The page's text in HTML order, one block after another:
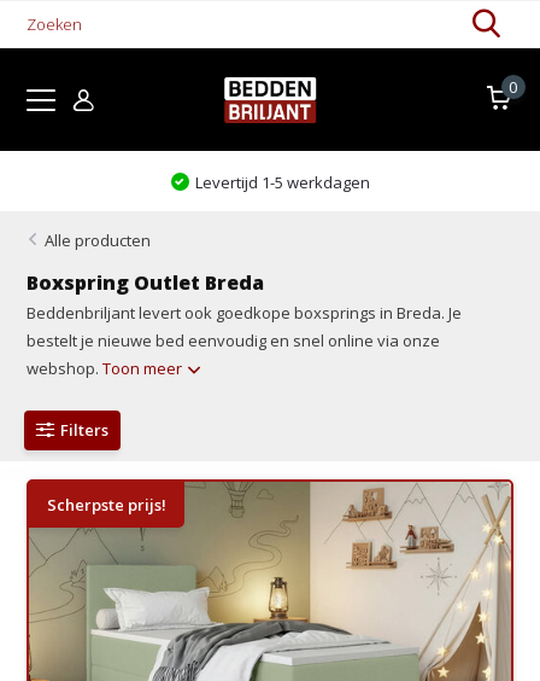
0
Kom proefliggen!
Alle producten
Boxspring Outlet Breda
Beddenbriljant levert ook goedkope boxsprings in Breda. Je
bestelt je nieuwe bed eenvoudig en snel online via onze
webshop.Toon meer
Filters
Scherpste prijs!